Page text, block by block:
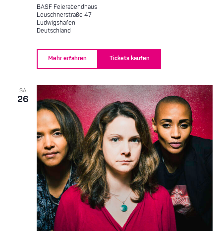
BASF Feierabendhaus
Leuschnerstraße 47
Ludwigshafen
Deutschland
Mehr erfahren Tickets kaufen
SA.
26